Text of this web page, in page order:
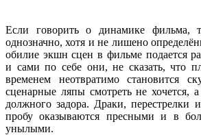
Если говорить о динамике фильма,
однозначно, хотя и не лишено
обилие экшн сцен в фильме подается
и сами по себе они, не сказать, что
временем неотвратимо становится
сценарные ляпы смотреть не хочется,
должного задора. Драки, перестрелки
пробу оказываются пресными и в
унылыми.